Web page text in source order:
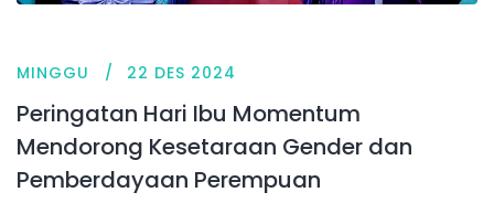
MINGGU 22 DES 2024
Peringatan Hari Ibu Momentum
Mendorong Kesetaraan Gender dan
Pemberdayaan Perempuan